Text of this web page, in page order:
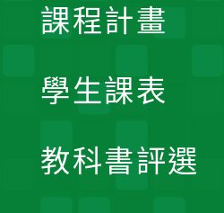
課程計畫
學生課表
教科書評選